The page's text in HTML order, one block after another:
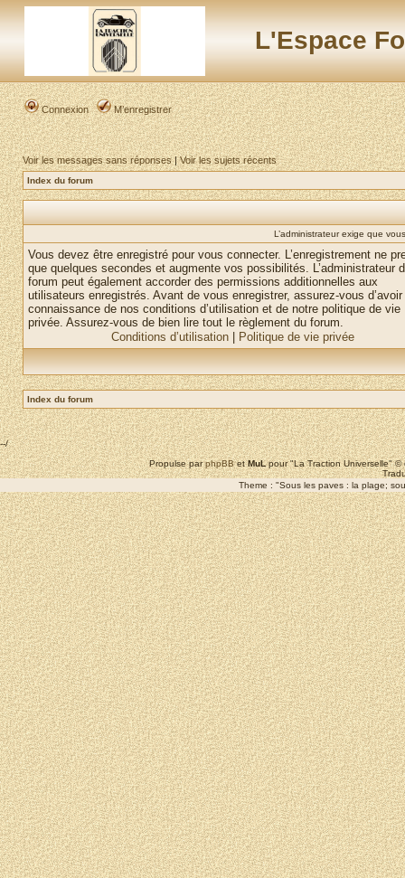
L'Espace
Connexion M’enregistrer
Voir les messages sans réponses|Voir les sujets récents
Index du forum
L’administrateur exige que
Vous devez être enregistré pour vous connecter. L’enregistrement ne
que quelques secondes et augmente vos possibilités. L’administrateur
forum peut également accorder des permissions additionnelles aux
utilisateurs enregistrés. Avant de vous enregistrer, assurez-vous
connaissance de nos conditions d’utilisation et de notre politique de vie
privée. Assurez-vous de bien lire tout le règlement du forum.
Conditions d’utilisation
Politique de vie privée
Index du forum
--/
Propulse parphpBBetMuLpour "La Traction Universelle"
Theme : "Sous les paves : la plage;